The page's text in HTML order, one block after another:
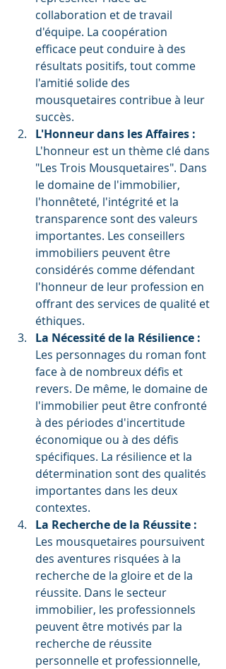
collaboration et de travail
d'équipe. La coopération
efficace peut conduire à des
résultats positifs, tout comme
l'amitié solide des
mousquetaires contribue à leur
succès.
L'Honneur dans les Affaires :
L'honneur est un thème clé dans
"Les Trois Mousquetaires". Dans
le domaine de l'immobilier,
l'honnêteté, l'intégrité et la
transparence sont des valeurs
importantes. Les conseillers
immobiliers peuvent être
considérés comme défendant
l'honneur de leur profession en
offrant des services de qualité et
éthiques.
La Nécessité de la Résilience :
Les personnages du roman font
face à de nombreux défis et
revers. De même, le domaine de
l'immobilier peut être confronté
à des périodes d'incertitude
économique ou à des défis
spécifiques. La résilience et la
détermination sont des qualités
importantes dans les deux
contextes.
La Recherche de la Réussite :
Les mousquetaires poursuivent
des aventures risquées à la
recherche de la gloire et de la
réussite. Dans le secteur
immobilier, les professionnels
peuvent être motivés par la
recherche de réussite
personnelle et professionnelle,